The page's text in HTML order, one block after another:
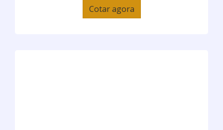
Cotar agora